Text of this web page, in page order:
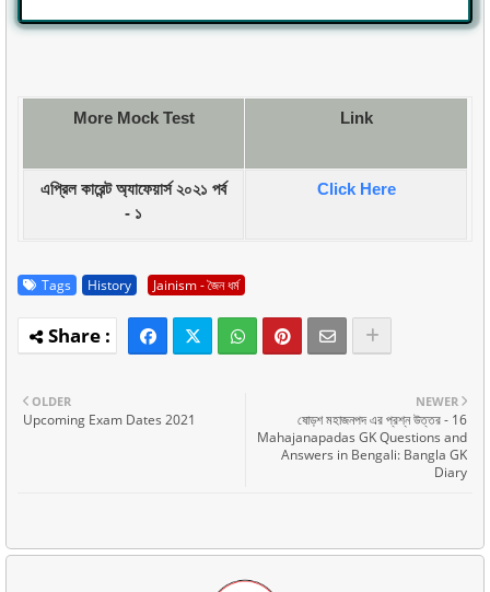
More Mock Test Link
এপ্রিল কারেন্ট অ্যাফেয়ার্স ২০২১ পর্ব
- ১
Click Here
Tags History Jainism - জৈন ধর্ম
NEWER
ষোড়শ মহাজনপদ এর প্রশ্ন উত্তর - 16
Mahajanapadas GK Questions and
Answers in Bengali: Bangla GK
Diary
OLDER
Upcoming Exam Dates 2021